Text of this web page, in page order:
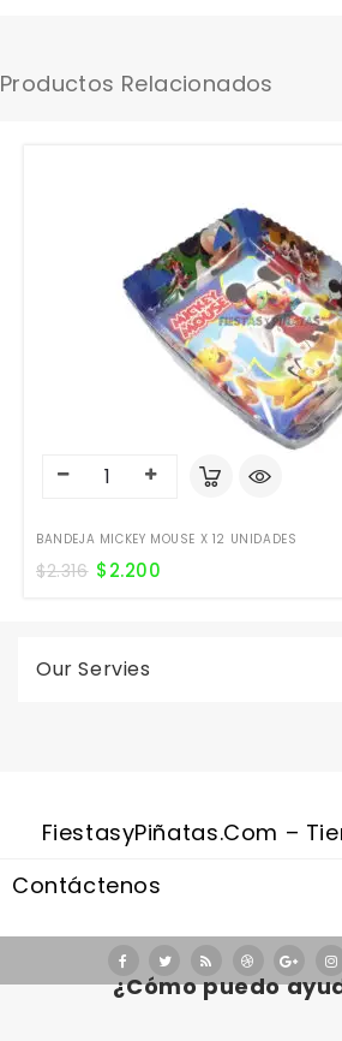
Productos Relacionados
BANDEJA MICKEY MOUSE X 12 UNIDADES
$2.316 $2.200
Our Servies
FiestasyPiñatas.com –
Contáctenos
¿Cómo puedo
Valentine's Day is coming, it's time to